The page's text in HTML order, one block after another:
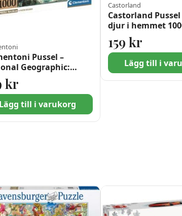
priset var: 177,88 kr.
priset är: 99 kr.
Pussel –
Geographic:
Glaciären 1000
kr
Lägg till i varukorg
Castorland
Castorland Pussel
djur i hemmet
159 kr
Lägg till i